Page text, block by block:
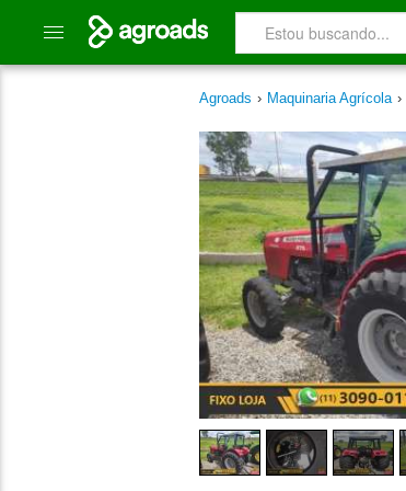
Agroads › Maquinaria Agrícola ›